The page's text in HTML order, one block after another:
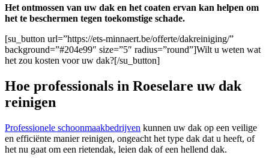
Het ontmossen van uw dak en het coaten ervan kan helpen om
het te beschermen tegen toekomstige schade.
[su_button url=”https://ets-minnaert.be/offerte/dakreiniging/”
background=”#204e99″ size=”5″ radius=”round”]Wilt u weten wat
het zou kosten voor uw dak?[/su_button]
Hoe professionals in Roeselare uw dak
reinigen
Professionele schoonmaakbedrijven kunnen uw dak op een veilige
en efficiënte manier reinigen, ongeacht het type dak dat u heeft, of
het nu gaat om een rietendak, leien dak of een hellend dak.